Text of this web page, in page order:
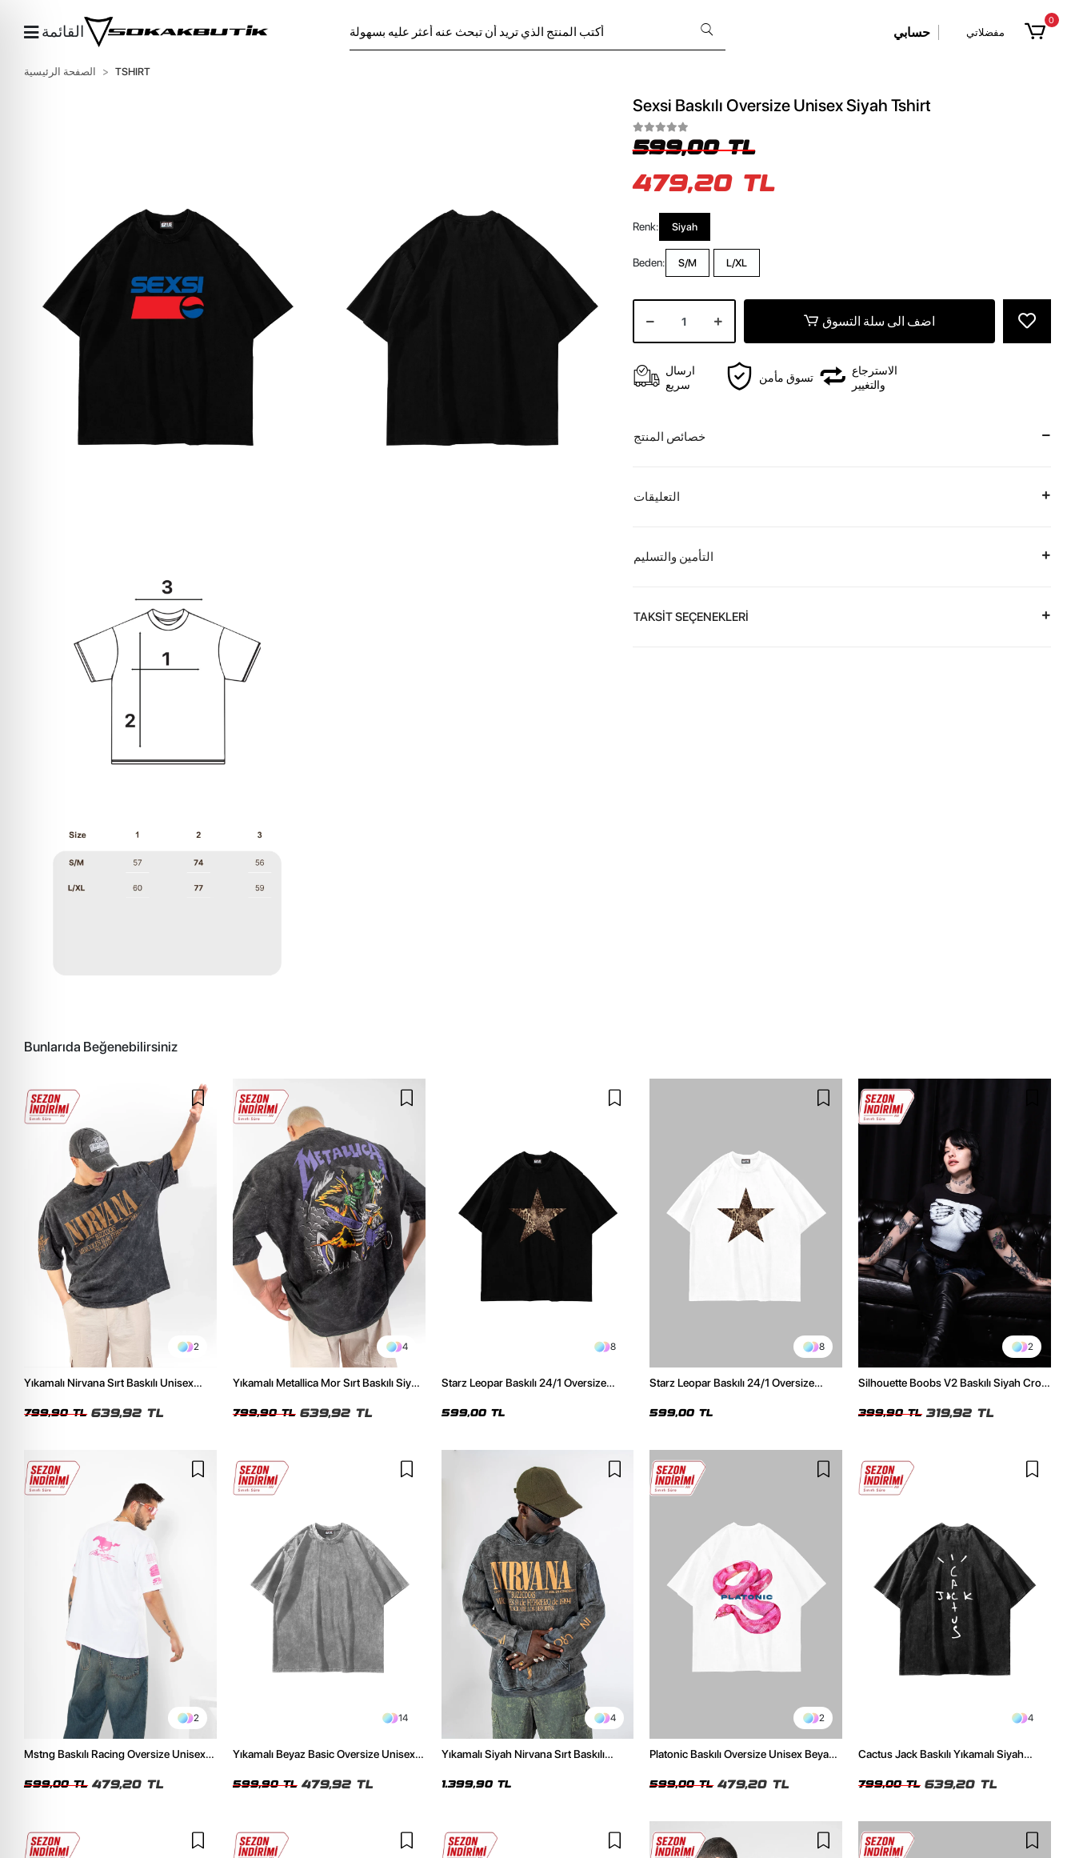
القائمة حسابي مفضلاتي
0
الصفحة الرئيسية TSHIRT
Sexsi Baskılı Oversize Unisex Siyah Tshirt
599,00 TL
479,20 TL
Renk: Siyah
Beden: S/M L/XL
اضف الى سلة التسوق
ارسال
سريع
تسوق مأمن
الاسترجاع
والتغيير
خصائص المنتج
التعليقات
التأمين والتسليم
TAKSİT SEÇENEKLERİ
Bunlarıda Beğenebilirsiniz
2
Yıkamalı Nirvana Sırt Baskılı Unisex
799,90 TL 639,92 TL
4
Yıkamalı Metallica Mor Sırt Baskılı Siyah
799,90 TL 639,92 TL
8
Starz Leopar Baskılı 24/1 Oversize
599,00 TL
8
Starz Leopar Baskılı 24/1 Oversize
599,00 TL
2
Silhouette Boobs V2 Baskılı Siyah Crop
399,90 TL 319,92 TL
2
Mstng Baskılı Racing Oversize Unisex
599,00 TL 479,20 TL
14
Yıkamalı Beyaz Basic Oversize Unisex
599,90 TL 479,92 TL
4
Yıkamalı Siyah Nirvana Sırt Baskılı
1.399,90 TL
2
Platonic Baskılı Oversize Unisex Beyaz
599,00 TL 479,20 TL
4
Cactus Jack Baskılı Yıkamalı Siyah
799,00 TL 639,20 TL